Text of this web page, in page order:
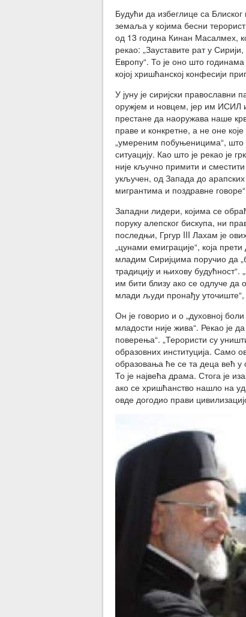
Будући да избеглице са
земаља у којима бесни
од 13 година Кинан Масалмех,
рекао: „Зауставите рат у
Европу“. То је оно што
којој хришћанској конфесији
У јуну је сиријски православни
оружјем и новцем, јер им ИСИЛ
престане да наоружава наше
праве и конкретне, а не оне
„умереним побуњеницима“, што
ситуацију. Као што је рекао је
није кључно примити и
укључен, од Запада до
мигрантима и поздравне
Западни лидери, којима се
поруку алепског бискупа, ни
последњи, Гргур III Лахам је
„цунами емиграције“, која
младим Сиријцима поручио да
традицију и њихову
им бити близу ако се одлуче да
млади људи пронађу уточиште“,
Он је говорио и о „духовној
младости није жива“. Рекао је
поверења“. „Терористи су
образовних институција. Само
образовања ће се та деца већ у
То је највећа драма. Стога је
ако се хришћанство нашло на
овде догодио прави